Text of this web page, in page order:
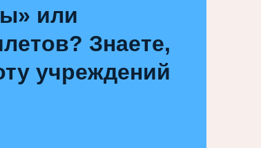
или
Знаете,
учреждений